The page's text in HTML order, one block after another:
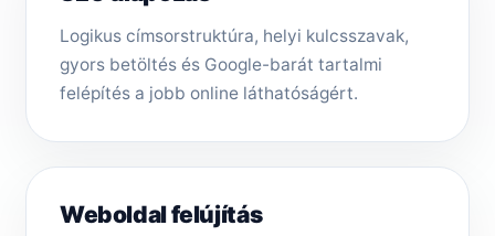
Logikus címsorstruktúra, helyi kulcsszavak,
gyors betöltés és Google-barát tartalmi
felépítés a jobb online láthatóságért.
Weboldal felújítás